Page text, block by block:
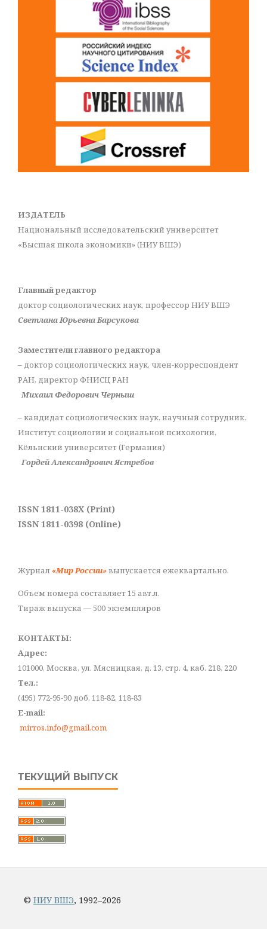
ИЗДАТЕЛЬ
Национальный исследовательский университет
«Высшая школа экономики» (НИУ ВШЭ)
Главный редактор
доктор социологических наук, профессор НИУ ВШЭ
Светлана Юрьевна Барсукова
Заместители главного редактора
– доктор социологических наук, член-корреспондент
РАН, директор ФНИСЦ РАН
Михаил Федорович Черныш
– кандидат социологических наук, научный сотрудник,
Институт социологии и социальной психологии,
Кёльнский университет (Германия)
Гордей Александрович Ястребов
ISSN 1811-038X (Print)
ISSN 1811-0398 (Online)
Журнал «Мир России»выпускается ежеквартально.
Объем номера составляет 15 авт.л.
Тираж выпуска — 500 экземпляров
КОНТАКТЫ:
Адрес:
101000, Москва, ул. Мясницкая, д. 13, стр. 4, каб. 218, 220
Тел.:
(495) 772-95-90 доб. 118-82, 118-83
E-mail:
mirros.info@gmail.com
ТЕКУЩИЙ ВЫПУСК
© НИУ ВШЭ, 1992–2026